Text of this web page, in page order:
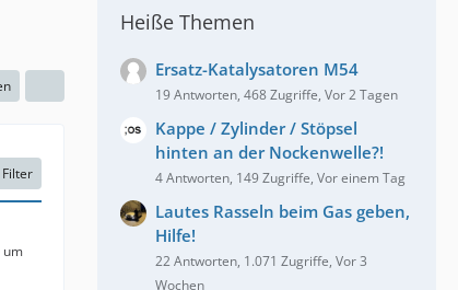
Filter
um
Heiße Themen
Ersatz-Katalysatoren M54
19 Antworten, 468 Zugriffe, Vor 2 Tagen
Kappe / Zylinder / Stöpsel
hinten an der Nockenwelle?!
4 Antworten, 149 Zugriffe, Vor einem Tag
Lautes Rasseln beim Gas geben,
Hilfe!
22 Antworten, 1.071 Zugriffe, Vor 3
Wochen